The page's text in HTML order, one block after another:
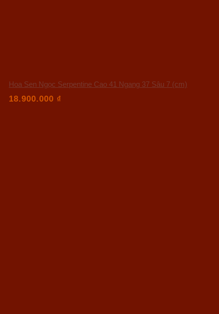
Hoa Sen Ngọc Serpentine Cao 41 Ngang 37 Sâu 7 (cm)
18.900.000 ₫